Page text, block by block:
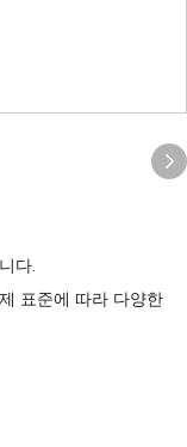
다.
표준에 따라 다양한